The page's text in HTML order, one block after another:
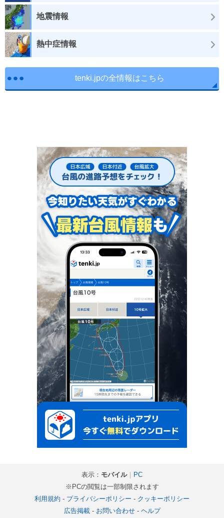
地震情報
熱中症情報
tenki.jpの全情報はこちら
表示： モバイル｜
PC
※PCの閲覧は一部制限されます
利用規約 - プライバシーポリシー - クッキーポリシー
広告掲載- お問い合わせ- ヘルプ